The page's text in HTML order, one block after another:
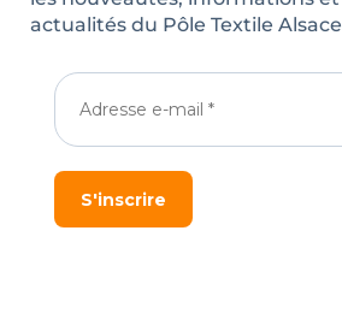
actualités du Pôle Textile Alsace